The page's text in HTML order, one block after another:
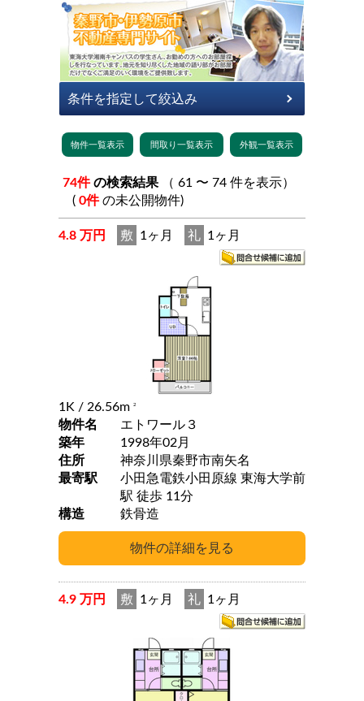
74件 の検索結果
( 0件 の未公開物件)
4.8 万円 敷 1ヶ月 礼 1ヶ月
1K / 26.56m 2
物件名
エトワール３
築年
1998年02月
住所
神奈川県秦野市南矢名
最寄駅
小田急電鉄小田原線 東海大学前
駅 徒歩 11分
構造
鉄骨造
4.9 万円 敷 1ヶ月 礼 1ヶ月